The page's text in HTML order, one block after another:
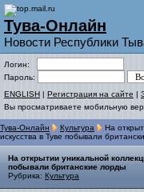
Тува-Онлайн
Новости Республики
Логин:
Пароль:
ENGLISH | Регистрация на сайте |
Вы просматриваете мобильную
Тува-Онлайн Культура
На
искусства в Туве побывали
На открытии уникальной
побывали британские лорды
Рубрика: Культура